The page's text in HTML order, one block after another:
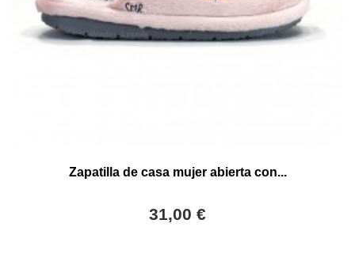
Zapatilla de casa mujer abierta con...
31,00 €